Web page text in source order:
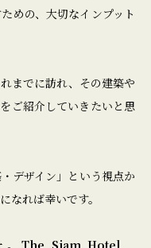
めの、大切なインプット
までに訪れ、その建築や
ご紹介していきたいと思
デザイン」という視点か
なれば幸いです。